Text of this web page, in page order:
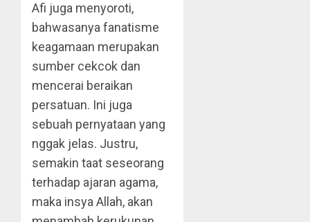
Afi juga menyoroti,
bahwasanya fanatisme
keagamaan merupakan
sumber cekcok dan
mencerai beraikan
persatuan. Ini juga
sebuah pernyataan yang
nggak jelas. Justru,
semakin taat seseorang
terhadap ajaran agama,
maka insya Allah, akan